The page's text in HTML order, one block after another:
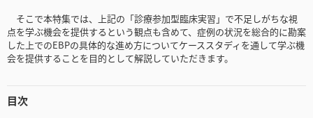
そこで本特集では、上記の「診療参加型臨床実習」で不足しがちな視
点を学ぶ機会を提供するという観点も含めて、症例の状況を総合的に勘案
した上でのEBPの具体的な進め方についてケーススタディを通して学ぶ機
会を提供することを目的として解説していただきます。
目次